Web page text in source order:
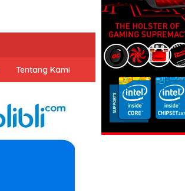
Tentang Kami